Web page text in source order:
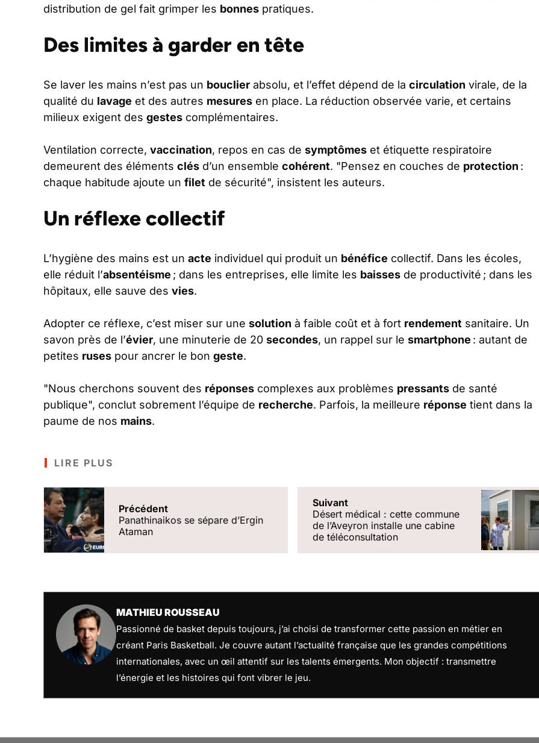
distribution de gel fait grimper les bonnes pratiques.
Des limites à garder en tête
Se laver les mains n’est pas un bouclier absolu, et l’effet dépend de la circulation virale, de la
qualité du lavage et des autres mesures en place. La réduction observée varie, et certains
milieux exigent des gestes complémentaires.
Ventilation correcte, vaccination, repos en cas de symptômes et étiquette respiratoire
demeurent des éléments clés d’un ensemble cohérent. "Pensez en couches de protection :
chaque habitude ajoute un filet de sécurité", insistent les auteurs.
Un réflexe collectif
L’hygiène des mains est un acte individuel qui produit un bénéfice collectif. Dans les écoles,
elle réduit l’absentéisme ; dans les entreprises, elle limite les baisses de productivité ; dans les
hôpitaux, elle sauve des vies.
Adopter ce réflexe, c’est miser sur une solution à faible coût et à fort rendement sanitaire. Un
savon près de l’évier, une minuterie de 20 secondes, un rappel sur le smartphone : autant de
petites ruses pour ancrer le bon geste.
"Nous cherchons souvent des réponses complexes aux problèmes pressants de santé
publique", conclut sobrement l’équipe de recherche. Parfois, la meilleure réponse tient dans la
paume de nos mains.
LIRE PLUS
Précédent
Panathinaikos se sépare d’Ergin
Ataman
Suivant
Désert médical : cette commune
de lʼAveyron installe une cabine
de téléconsultation
MATHIEU ROUSSEAU
Passionné de basket depuis toujours, j’ai choisi de transformer cette passion en métier en
créant Paris Basketball. Je couvre autant l’actualité française que les grandes compétitions
internationales, avec un œil attentif sur les talents émergents. Mon objectif : transmettre
l’énergie et les histoires qui font vibrer le jeu.